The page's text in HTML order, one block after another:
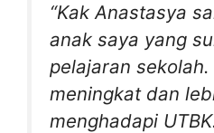
“Kak Anastasya
anak saya yang
pelajaran sekolah.
meningkat dan
menghadapi